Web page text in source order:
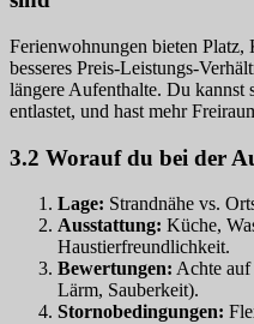
Ferienwohnungen bieten Platz,
besseres
längere Aufenthalte. Du kannst
entlastet, und hast mehr
3.2 Worauf du bei der
Lage: Strandnähe vs.
Ausstattung: Küche,
Haustierfreundlichkeit.
Bewertungen: Achte
Lärm, Sauberkeit).
Stornobedingungen: